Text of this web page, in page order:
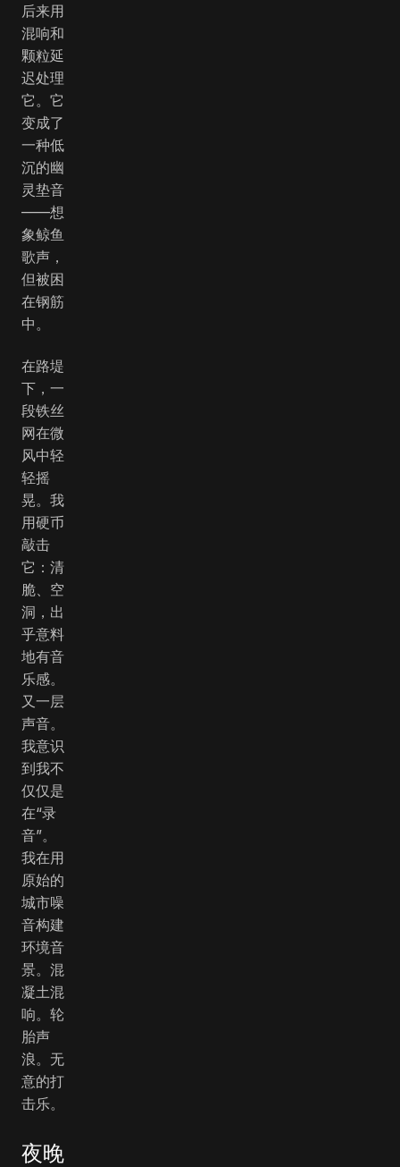
后来用
混响和
颗粒延
迟处理
它。它
变成了
一种低
沉的幽
灵垫音
——想
象鲸鱼
歌声，
但被困
在钢筋
中。
在路堤
下，一
段铁丝
网在微
风中轻
轻摇
晃。我
用硬币
敲击
它：清
脆、空
洞，出
乎意料
地有音
乐感。
又一层
声音。
我意识
到我不
仅仅是
在“录
音”。
我在用
原始的
城市噪
音构建
环境音
景。混
凝土混
响。轮
胎声
浪。无
意的打
击乐。
夜晚